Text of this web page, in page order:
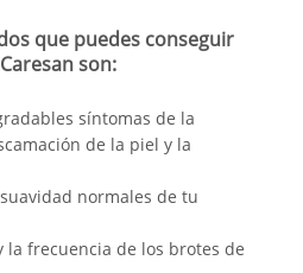
que puedes conseguir
son:
síntomas de la
de la piel y la
normales de tu
la frecuencia de los brotes de